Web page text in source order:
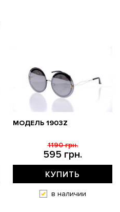
МОДЕЛЬ 1903Z
595 грн.
1190 грн.
КУПИТЬ
в наличии